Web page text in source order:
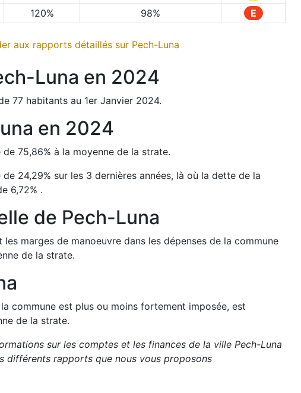
120% 98% E
aux rapports détaillés sur Pech-Luna
Luna en 2024
77 habitants au 1er Janvier 2024.
en 2024
de 75,86% à la moyenne de la strate.
de 24,29% sur les 3 dernières années, là où la dette de la
6,72% .
de Pech-Luna
marges de manoeuvre dans les dépenses de la commune
de la strate.
commune est plus ou moins fortement imposée, est
de la strate.
sur les comptes et les finances de la ville Pech-Luna
différents rapports que nous vous proposons